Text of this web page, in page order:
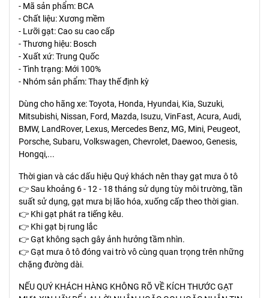
- Mã sản phẩm: BCA
- Chất liệu: Xương mềm
- Lưỡi gạt: Cao su cao cấp
- Thương hiệu: Bosch
- Xuất xứ: Trung Quốc
- Tình trạng: Mới 100%
- Nhóm sản phẩm: Thay thế định kỳ
Dùng cho hãng xe: Toyota, Honda, Hyundai, Kia, Suzuki,
Mitsubishi, Nissan, Ford, Mazda, Isuzu, VinFast, Acura, Audi,
BMW, LandRover, Lexus, Mercedes Benz, MG, Mini, Peugeot,
Porsche, Subaru, Volkswagen, Chevrolet, Daewoo, Genesis,
Hongqi,...
Thời gian và các dấu hiệu Quý khách nên thay gạt mưa ô tô
👉 Sau khoảng 6 - 12 - 18 tháng sử dụng tùy môi trường, tần
suất sử dụng, gạt mưa bị lão hóa, xuống cấp theo thời gian.
👉 Khi gạt phát ra tiếng kêu.
👉 Khi gạt bị rung lắc
👉 Gạt không sạch gây ảnh hưởng tầm nhìn.
👉 Gạt mưa ô tô đóng vai trò vô cùng quan trọng trên những
chặng đường dài.
NẾU QUÝ KHÁCH HÀNG KHÔNG RÕ VỀ KÍCH THƯỚC GẠT